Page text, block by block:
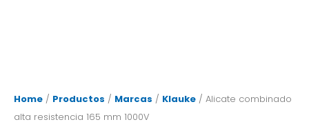
Home / Productos / Marcas / Klauke / Alicate combinado
alta resistencia 165 mm 1000V